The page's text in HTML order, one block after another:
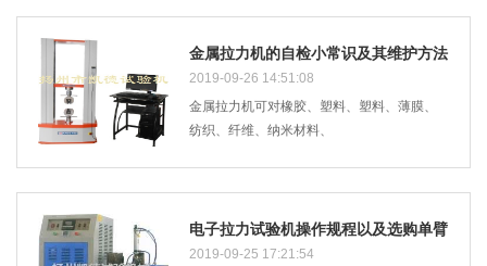
金属拉力机的自检小常识及其维护方法
有哪些
2019-09-26 14:51:08
金属拉力机可对橡胶、塑料、塑料、薄膜、
纺织、纤维、纳米材料、
电子拉力试验机操作规程以及选购单臂
式拉力试验机
2019-09-25 17:21:54